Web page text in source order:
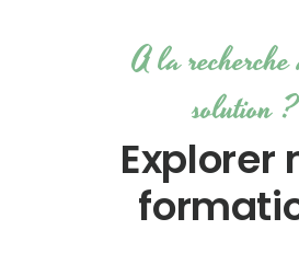
A la
solution ?
Explorer